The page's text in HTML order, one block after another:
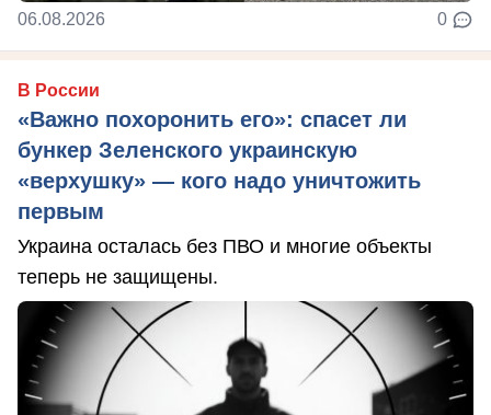
06.08.2026 0
В России
«Важно похоронить его»: спасет ли
бункер Зеленского украинскую
«верхушку» — кого надо уничтожить
первым
Украина осталась без ПВО и многие объекты
теперь не защищены.